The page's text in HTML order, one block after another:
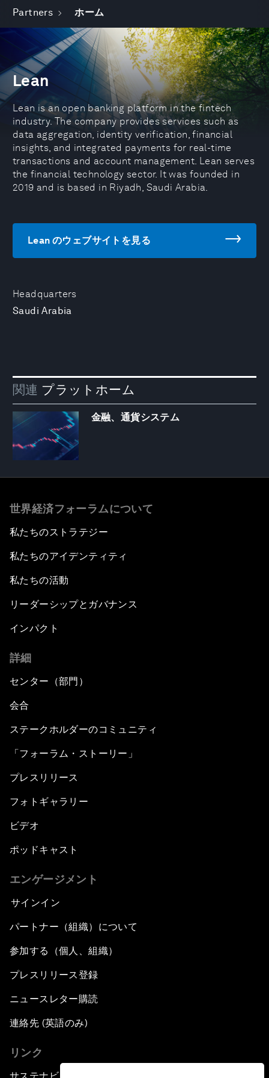
Partners ホーム
Headquarters
Saudi Arabia
Lean
Lean is an open banking platform in the fintech
industry. The company provides services such as
data aggregation, identity verification, financial
insights, and integrated payments for real-time
transactions and account management. Lean serves
the financial technology sector. It was founded in
2019 and is based in Riyadh, Saudi Arabia.
Lean のウェブサイトを見る
関連 プラットホーム
金融、通貨システム
世界経済フォーラムについて
私たちのストラテジー
私たちのアイデンティティ
私たちの活動
リーダーシップとガバナンス
インパクト
詳細
センター（部門）
会合
ステークホルダーのコミュニティ
「フォーラム・ストーリー」
プレスリリース
フォトギャラリー
ビデオ
ポッドキャスト
エンゲージメント
サインイン
パートナー（組織）について
参加する（個人、組織）
プレスリリース登録
ニュースレター購読
連絡先 (英語のみ)
リンク